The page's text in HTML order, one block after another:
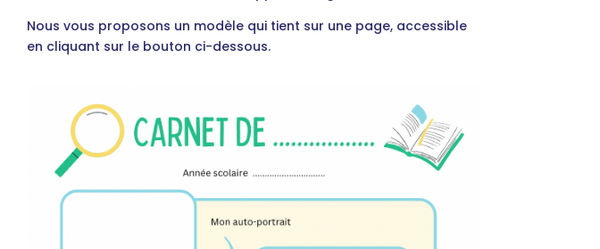
Nous vous proposons un modèle qui tient sur une page, accessible
en cliquant sur le bouton ci-dessous.